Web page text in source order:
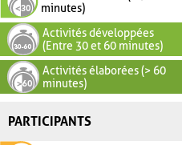
minutes)
Activités développées
(Entre 30 et 60 minutes)
Activités élaborées (> 60
minutes)
PARTICIPANTS